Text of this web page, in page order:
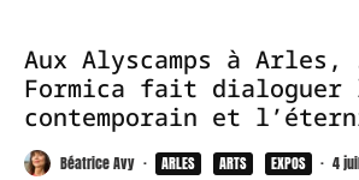
Aux Alyscamps à Arles,
Formica fait
contemporain et
Béatrice Avy · ARLES ARTS EXPOS · 4